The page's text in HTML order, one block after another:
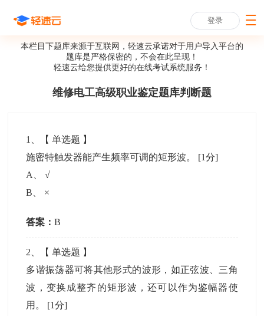
登录
本栏目下题库来源于互联网，轻速云承诺对于用户导入平台的
题库是严格保密的，不会在此呈现！
轻速云给您提供更好的在线考试系统服务！
维修电工高级职业鉴定题库判断题
1 、【单选题 】
施密特触发器能产生频率可调的矩形波。 [1分]
A
、√
B
×
答案：B
2 、【单选题 】
多谐振荡器可将其他形式的波形，如正弦波、三角
波，变换成整齐的矩形波，还可以作为鉴幅器使
用。 [1分]